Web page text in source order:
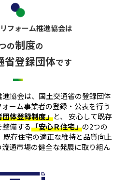
フォーム推進協会は
の制度の
省登録団体です
協会は、国土交通省の登録団体
ーム事業者の登録・公表を行う
体登録制度」と、 安心して既存
備する「安心Ｒ住宅」の2つの
既存住宅の適正な維持と品質向上
通市場の健全な発展に取り組ん